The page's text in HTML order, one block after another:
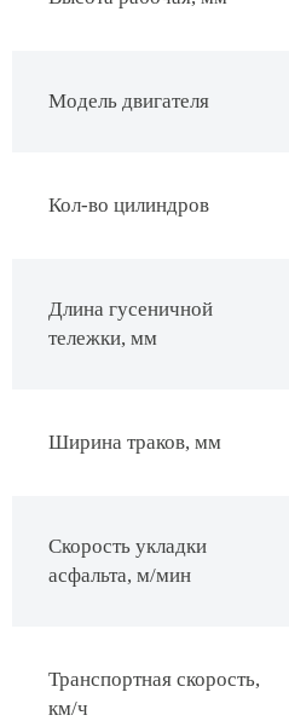
Модель двигателя
Кол-во цилиндров
Длина гусеничной
тележки, мм
Ширина траков, мм
Скорость укладки
асфальта, м/мин
Транспортная скорость,
км/ч